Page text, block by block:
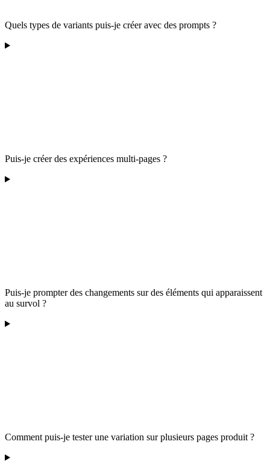
Quels types de variants puis-je créer avec des prompts ?
Puis-je créer des expériences multi-pages ?
Puis-je prompter des changements sur des éléments qui apparaissent
au survol ?
Comment puis-je tester une variation sur plusieurs pages produit ?